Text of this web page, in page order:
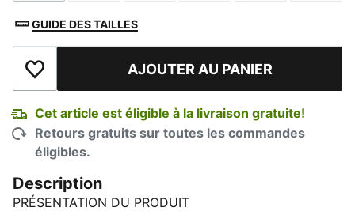
GUIDE DES TAILLES
Ajouter à la liste de souhaits
AJOUTER AU PANIER
Cet article est éligible à la livraison gratuite!
Retours gratuits sur toutes les commandes
éligibles.
Description
PRÉSENTATION DU PRODUIT